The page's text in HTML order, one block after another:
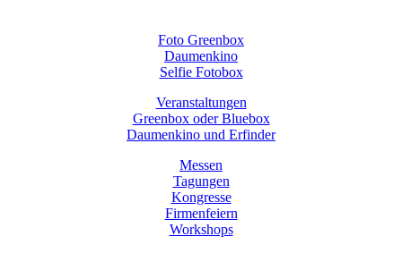
Foto Greenbox
Daumenkino
Selfie Fotobox
Veranstaltungen
Greenbox oder Bluebox
Daumenkino und Erfinder
Messen
Tagungen
Kongresse
Firmenfeiern
Workshops